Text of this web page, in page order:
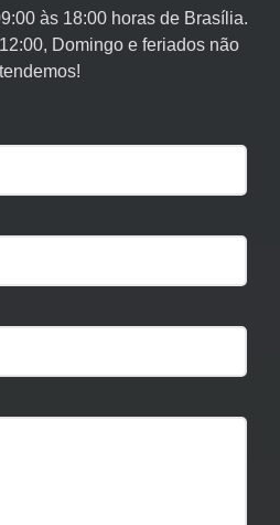
às 18:00 horas de Brasília.
Domingo e feriados não